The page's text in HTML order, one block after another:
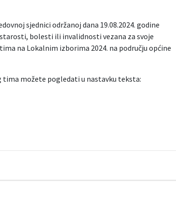
sjednici održanoj dana 19.08.2024. godine
bolesti ili invalidnosti vezana za svoje
na Lokalnim izborima 2024. na području općine
možete pogledati u nastavku teksta: